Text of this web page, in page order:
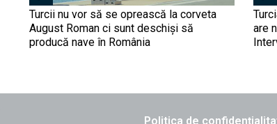
Turcii nu vor să se oprească la corveta
August Roman ci sunt deschiși să
producă nave în România
are
Politica de